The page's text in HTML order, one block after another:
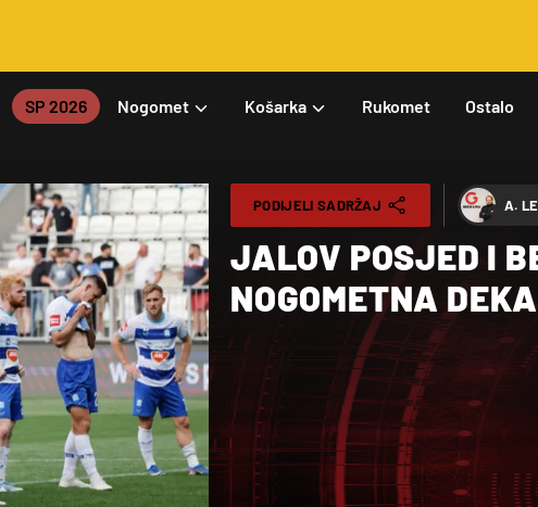
SP 2026 Nogomet Košarka Rukomet Ostalo
PODIJELI SADRŽAJ A.
JALOV POSJED I
NOGOMETNA